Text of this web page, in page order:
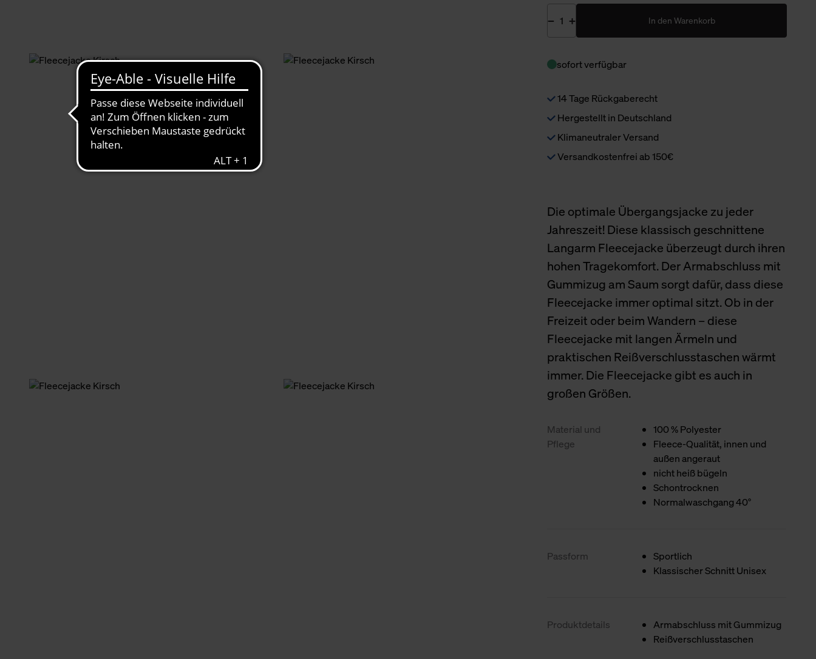
In den Warenkorb
sofort verfügbar
14 Tage Rückgaberecht
Hergestellt in Deutschland
Klimaneutraler Versand
Versandkostenfrei ab 150€
Die optimale Übergangsjacke zu jeder
Jahreszeit! Diese klassisch geschnittene
Langarm Fleecejacke überzeugt durch ihren
hohen Tragekomfort. Der Armabschluss mit
Gummizug am Saum sorgt dafür, dass diese
Fleecejacke immer optimal sitzt. Ob in der
Freizeit oder beim Wandern – diese
Fleecejacke mit langen Ärmeln und
praktischen Reißverschlusstaschen wärmt
immer. Die Fleecejacke gibt es auch in
großen Größen.
Material und
Pflege
100 % Polyester
Fleece-Qualität, innen und
außen angeraut
nicht heiß bügeln
Schontrocknen
Normalwaschgang 40°
Passform
Sportlich
Klassischer Schnitt Unisex
Produktdetails
Armabschluss mit Gummizug
Reißverschlusstaschen